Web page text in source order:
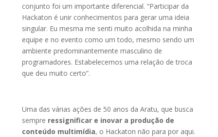
conjunto foi um importante diferencial. “Participar da
Hackaton é unir conhecimentos para gerar uma ideia
singular. Eu mesma me senti muito acolhida na minha
equipe e no evento como um todo, mesmo sendo um
ambiente predominantemente masculino de
programadores. Estabelecemos uma relação de troca
que deu muito certo”.
Uma das várias ações de 50 anos da Aratu, que busca
sempre ressignificar e inovar a produção de
conteúdo multimídia, o Hackaton não para por aqui.